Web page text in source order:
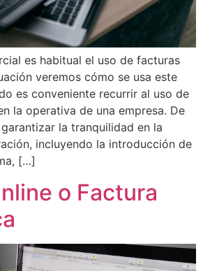
es habitual el uso de facturas
veremos cómo se usa este
es conveniente recurrir al uso de
la operativa de una empresa. De
la tranquilidad en la
incluyendo la introducción de
[…]
o Factura